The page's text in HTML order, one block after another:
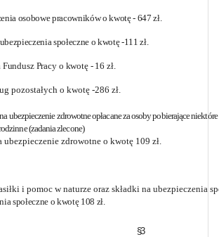
osobowe pracowników o kwotę - 647 zł.
społeczne o kwotę -111 zł.
Pracy o kwotę - 16 zł.
pozostałych o kwotę -286 zł.
ubezpieczenie zdrowotne opłacane za osoby pobierające
(zadania zlecone)
ubezpieczenie zdrowotne o kwotę 109 zł.
i pomoc w naturze oraz składki na ubezpieczenia
społeczne o kwotę 108 zł.
§3